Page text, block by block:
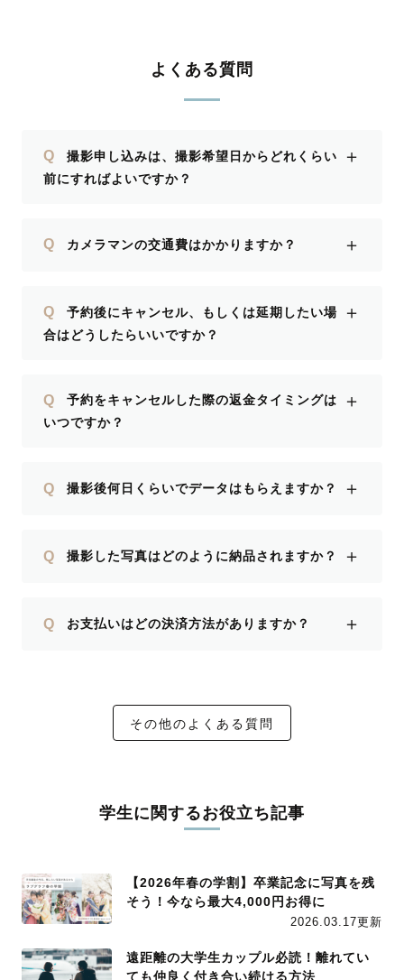
よくある質問
Q
撮影申し込みは、撮影希望日からどれくらい
前にすればよいですか？
＋
Q カメラマンの交通費はかかりますか？ ＋
Q
予約後にキャンセル、もしくは延期したい場
合はどうしたらいいですか？
＋
Q
予約をキャンセルした際の返金タイミングは
いつですか？
＋
Q 撮影後何日くらいでデータはもらえますか？ ＋
Q 撮影した写真はどのように納品されますか？ ＋
Q お支払いはどの決済方法がありますか？ ＋
その他のよくある質問
学生に関するお役立ち記事
【2026年春の学割】卒業記念に写真を残
そう！今なら最大4,000円お得に
2026.03.17更新
遠距離の大学生カップル必読！離れてい
ても仲良く付き合い続ける方法